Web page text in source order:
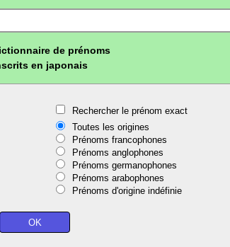
de prénoms
en japonais
Rechercher le prénom exact
Toutes les origines
Prénoms francophones
Prénoms anglophones
Prénoms germanophones
Prénoms arabophones
Prénoms d'origine indéfinie